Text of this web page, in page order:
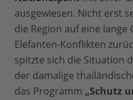
ausgewiesen. Nicht erst
die Region auf eine
Elefanten-Konflikten
spitzte sich die Situation
der damalige
das Programm „Schutz